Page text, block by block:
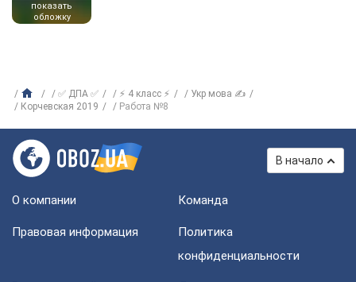
показать
обложку
✅ ДПА ✅ ⚡ 4 класс ⚡
Укр мова ✍
Корчевская 2019
Работа №8
В начало
О компании Команда
Правовая информация
Политика
конфиденциальности